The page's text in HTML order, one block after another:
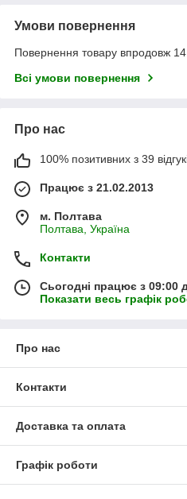
Умови повернення
Повернення товару впродовж 14
Всі умови повернення
Про нас
100% позитивних з 39
Працює з 21.02.2013
м. Полтава
Полтава, Україна
Контакти
Сьогодні працює з 09:00
Показати весь графік
Про нас
Контакти
Доставка та оплата
Графік роботи